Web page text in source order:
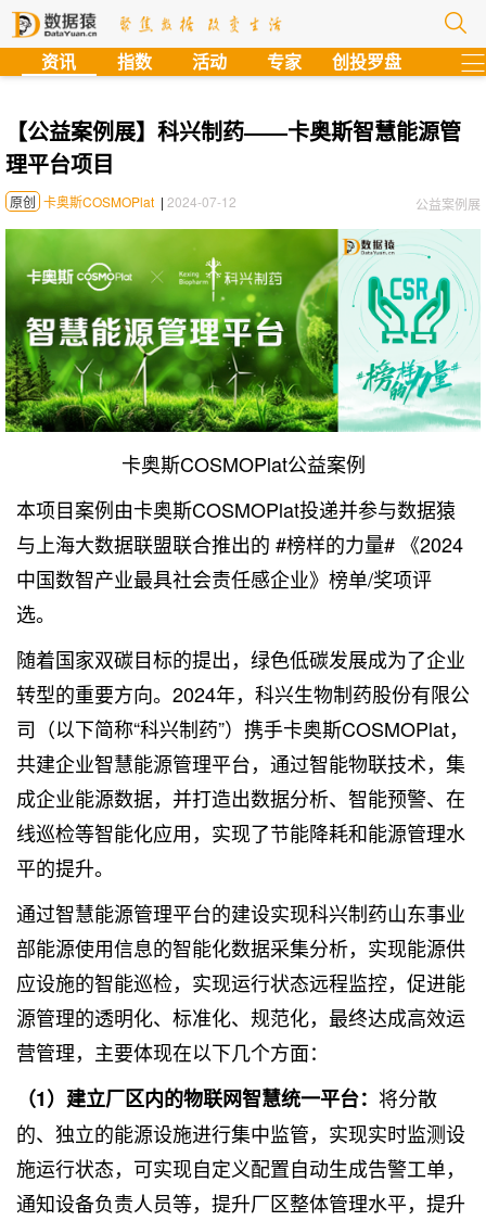
资讯 指数 活动 专家 创投罗盘
【公益案例展】科兴制药——卡奥斯智慧能源管
理平台项目
公益案例展
原创 卡奥斯COSMOPlat | 2024-07-12
卡奥斯COSMOPlat公益案例
本项目案例由卡奥斯COSMOPlat投递并参与数据猿
与 上海大数据联盟联合推出的 #榜样的力量# 《2024
中国数智产业最具社会责任感企业》榜单/奖项评
选。
随着国家双碳目标的提出，绿色低碳发展成为了企业
转型的重要方向。2024年，科兴生物制药股份有限公
司（以下简称“科兴制药”）携手卡奥斯COSMOPlat，
共建企业智慧能源管理平台，通过智能物联技术，集
成企业能源数据，并打造出数据分析、智能预警、在
线巡检等智能化应用，实现了节能降耗和能源管理水
平的提升。
通过智慧能源管理平台的建设实现科兴制药山东事业
部能源使用信息的智能化数据采集分析，实现能源供
应设施的智能巡检，实现运行状态远程监控，促进能
源管理的透明化、标准化、规范化，最终达成高效运
营管理，主要体现在以下几个方面：
（1）建立厂区内的物联网智慧统一平台： 将分散
的、独立的能源设施进行集中监管，实现实时监测设
施运行状态，可实现自定义配置自动生成告警工单，
通知设备负责人员等，提升厂区整体管理水平，提升